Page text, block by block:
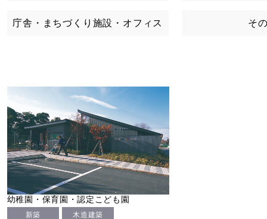
庁舎・まちづくり施設・オフィス そ
幼稚園・保育園・認定こども園
新築 木造建築